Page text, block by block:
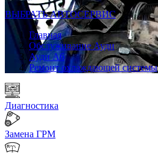
ВЫБРАТЬ АВТОСЕРВИС
Главная
Обслуживание Ауди
Ауди А6
Ремонт охлаждающей системы
Диагностика
Замена ГРМ